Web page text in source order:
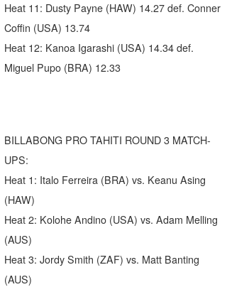
Heat 11: Dusty Payne (HAW) 14.27 def. Conner
Coffin (USA) 13.74
Heat 12: Kanoa Igarashi (USA) 14.34 def.
Miguel Pupo (BRA) 12.33
BILLABONG PRO TAHITI ROUND 3 MATCH-
UPS:
Heat 1: Italo Ferreira (BRA) vs. Keanu Asing
(HAW)
Heat 2: Kolohe Andino (USA) vs. Adam Melling
(AUS)
Heat 3: Jordy Smith (ZAF) vs. Matt Banting
(AUS)